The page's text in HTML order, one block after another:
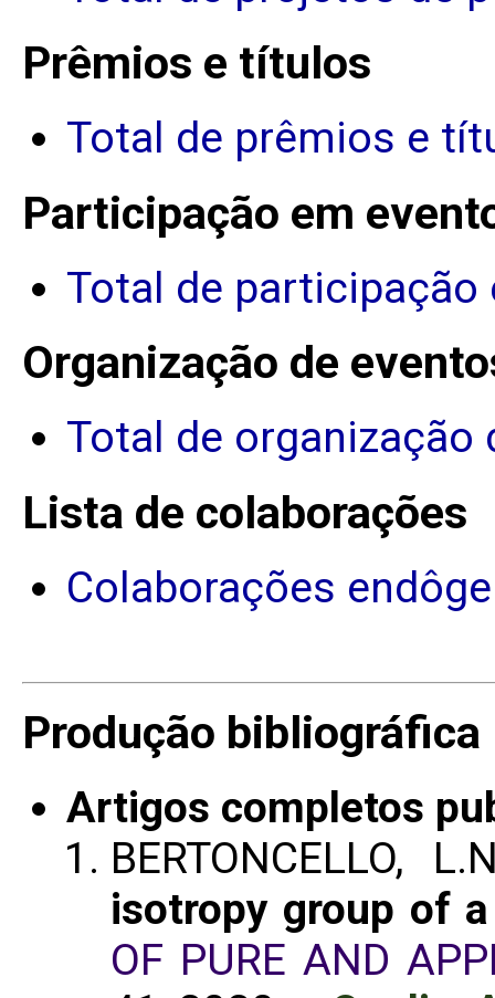
Prêmios e títulos
Total de prêmios e
Participação em
Total de participação
Organização de
Total de organização
Lista de colaborações
Colaborações
Produção bibliográfica
Artigos completos
BERTONCELLO,
isotropy group of
OF PURE AND